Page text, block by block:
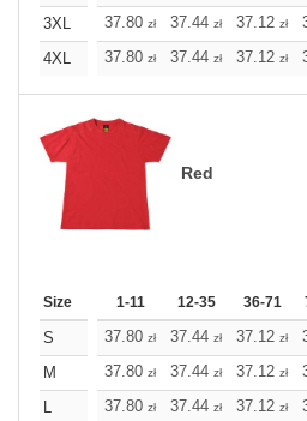
3XL
37.80 zł 37.44 zł 37.12 zł
4XL
37.80 zł 37.44 zł 37.12 zł
Red
Size 1-11 12-35 36-71
S 37.80 zł 37.44 zł 37.12 zł
M
37.80 zł 37.44 zł 37.12 zł
L
37.80 zł 37.44 zł 37.12 zł